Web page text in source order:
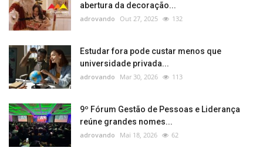
abertura da decoração...
adrovando Out 27, 2025 132
Estudar fora pode custar menos que
universidade privada...
adrovando Mar 30, 2026 113
9º Fórum Gestão de Pessoas e Liderança
reúne grandes nomes...
adrovando Mai 18, 2026 62